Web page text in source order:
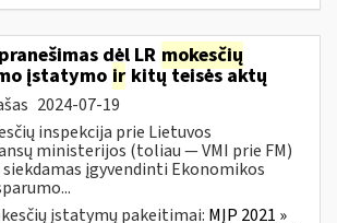
dėl LR mokesčių
įstatymo ir kitų teisės aktų
2024-07-19
inspekcija prie Lietuvos
ministerijos (toliau — VMI prie FM)
įgyvendinti Ekonomikos
įstatymų pakeitimai: MĮP 2021 »